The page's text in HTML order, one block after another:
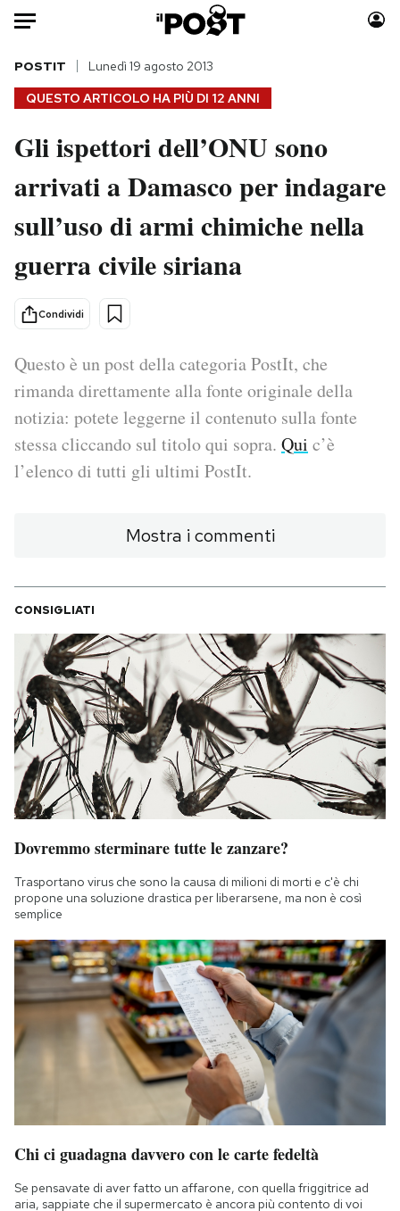
Auto
HOME
Italia
Politica
Tecnologia
Scienza
Cultura
Economia
Sport
Moda
Consumismi
Storie/Idee
Media
Mondiali calcio 2026
PODCAST
SHOP
CALENDARIO
AREA PERSONALE
Area Personale
Newsletter
Notifiche mobile
Esci
QUESTO ARTICOLO HA PIÙ DI 12 ANNI
POSTIT Lunedì 19 agosto 2013
Gli ispettori dell’ONU sono
arrivati a Damasco per indagare
sull’uso di armi chimiche nella
guerra civile siriana
Condividi
Questo è un post della categoria PostIt, che
rimanda direttamente alla fonte originale della
notizia: potete leggerne il contenuto sulla fonte
stessa cliccando sul titolo qui sopra. Qui c’è
l’elenco di tutti gli ultimi PostIt.
Mostra i commenti
CONSIGLIATI
Dovremmo sterminare tutte le zanzare?
Trasportano virus che sono la causa di milioni di morti e c'è chi
propone una soluzione drastica per liberarsene, ma non è così
semplice
Chi ci guadagna davvero con le carte fedeltà
Se pensavate di aver fatto un affarone, con quella friggitrice ad
aria, sappiate che il supermercato è ancora più contento di voi